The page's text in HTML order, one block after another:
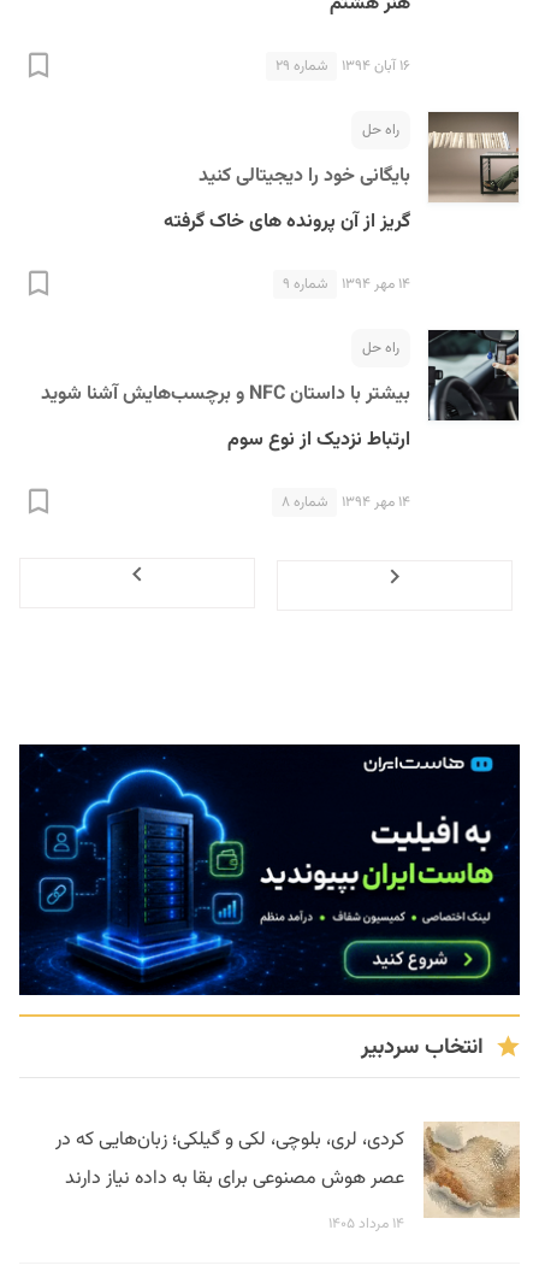
۱۶ آبان ۱۳۹۴ شماره ۲۹
راه حل
بایگانی خود را دیجیتالی کنید
گریز از آن پرونده های خاک گرفته
۱۴ مهر ۱۳۹۴ شماره ۹
راه حل
بیشتر با داستان NFC و برچسب‌هایش آشنا شوید
ارتباط نزدیک از نوع سوم
۱۴ مهر ۱۳۹۴ شماره ۸
انتخاب سردبیر
کردی، لری، بلوچی، لکی و گیلکی؛ زبان‌هایی که در
عصر هوش مصنوعی برای بقا به داده نیاز دارند
۱۴ مرداد ۱۴۰۵